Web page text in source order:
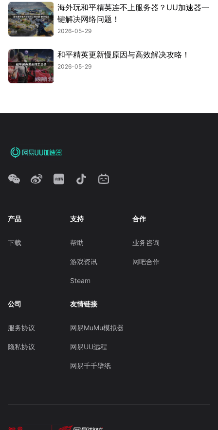
海外玩和平精英连不上服务器？UU加速器一
键解决网络问题！
2026-05-29
和平精英更新慢原因与高效解决攻略！
2026-05-29
产品
下载
支持
帮助
游戏资讯
Steam
合作
业务咨询
网吧合作
公司
服务协议
隐私协议
友情链接
网易MuMu模拟器
网易UU远程
网易千千壁纸